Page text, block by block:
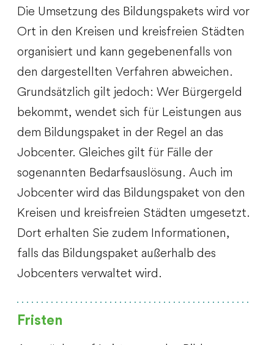
Die Umsetzung des Bildungspakets wird vor
Ort in den Kreisen und kreisfreien Städten
organisiert und kann gegebenenfalls von
den dargestellten Verfahren abweichen.
Grundsätzlich gilt jedoch: Wer Bürgergeld
bekommt, wendet sich für Leistungen aus
dem Bildungspaket in der Regel an das
Jobcenter. Gleiches gilt für Fälle der
sogenannten Bedarfsauslösung. Auch im
Jobcenter wird das Bildungspaket von den
Kreisen und kreisfreien Städten umgesetzt.
Dort erhalten Sie zudem Informationen,
falls das Bildungspaket außerhalb des
Jobcenters verwaltet wird.
Fristen